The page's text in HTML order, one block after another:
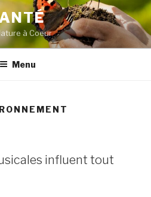
à Coeur
Menu
influent tout